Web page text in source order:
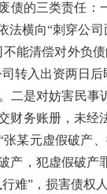
债的三类责任
法横向“刺穿公
能清偿对外负
转入出资两日
二是对妨害民
财务账册，未
某元虚假破产
产，犯虚假破
难”，损害债权